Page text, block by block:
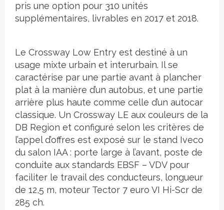
pris une option pour 310 unités
supplémentaires, livrables en 2017 et 2018.
Le Crossway Low Entry est destiné à un
usage mixte urbain et interurbain. Il se
caractérise par une partie avant à plancher
plat à la manière d’un autobus, et une partie
arrière plus haute comme celle d’un autocar
classique. Un Crossway LE aux couleurs de la
DB Region et configuré selon les critères de
l’appel d’offres est exposé sur le stand Iveco
du salon IAA : porte large à l’avant, poste de
conduite aux standards EBSF – VDV pour
faciliter le travail des conducteurs, longueur
de 12,5 m, moteur Tector 7 euro VI Hi-Scr de
285 ch.